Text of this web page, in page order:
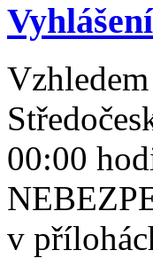
00:00
v